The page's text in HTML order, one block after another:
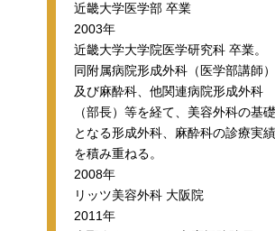
近畿大学医学部 卒業
2003年
近畿大学大学院医学研究科 卒業。
同附属病院形成外科（医学部講師）
及び麻酔科、他関連病院形成外科
（部長）等を経て、美容外科の基礎
となる形成外科、麻酔科の診療実績
を積み重ねる。
2008年
リッツ美容外科 大阪院
2011年